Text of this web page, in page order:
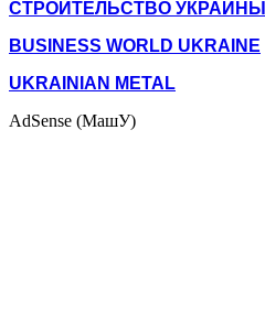
СТРОИТЕЛЬСТВО УКРАИНЫ
BUSINESS WORLD UKRAINE
UKRAINIAN METAL
AdSense (МашУ)